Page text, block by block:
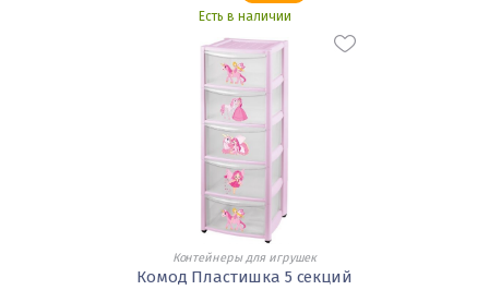
Есть в наличии
Контейнеры для игрушек
Комод Пластишка 5 секций